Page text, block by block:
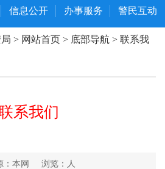
信息公开 办事服务 警民互动
> 网站首页 > 底部导航 > 联系我
系我们
：本网 浏览：人